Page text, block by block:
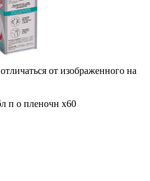
от изображенного на
п о пленочн x60